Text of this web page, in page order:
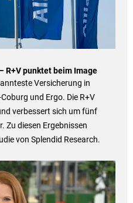
R+V punktet beim Image
Versicherung in
und Ergo. Die R+V
verbessert sich um fünf
Zu diesen Ergebnissen
von Splendid Research.